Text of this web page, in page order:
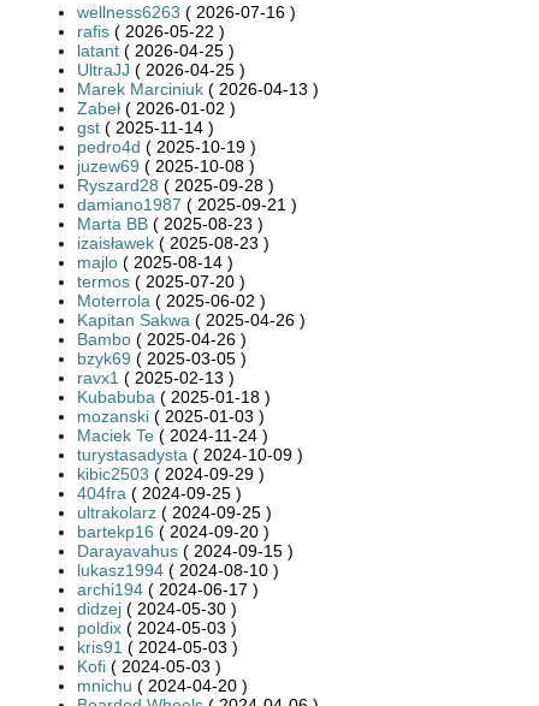
wellness6263 ( 2026-07-16 )
rafis ( 2026-05-22 )
latant ( 2026-04-25 )
UltraJJ ( 2026-04-25 )
Marek Marciniuk ( 2026-04-13 )
Zabeł ( 2026-01-02 )
gst ( 2025-11-14 )
pedro4d ( 2025-10-19 )
juzew69 ( 2025-10-08 )
Ryszard28 ( 2025-09-28 )
damiano1987 ( 2025-09-21 )
Marta BB ( 2025-08-23 )
izaisławek ( 2025-08-23 )
majlo ( 2025-08-14 )
termos ( 2025-07-20 )
Moterrola ( 2025-06-02 )
Kapitan Sakwa ( 2025-04-26 )
Bambo ( 2025-04-26 )
bzyk69 ( 2025-03-05 )
ravx1 ( 2025-02-13 )
Kubabuba ( 2025-01-18 )
mozanski ( 2025-01-03 )
Maciek Te ( 2024-11-24 )
turystasadysta ( 2024-10-09 )
kibic2503 ( 2024-09-29 )
404fra ( 2024-09-25 )
ultrakolarz ( 2024-09-25 )
bartekp16 ( 2024-09-20 )
Darayavahus ( 2024-09-15 )
lukasz1994 ( 2024-08-10 )
archi194 ( 2024-06-17 )
didzej ( 2024-05-30 )
poldix ( 2024-05-03 )
kris91 ( 2024-05-03 )
Kofi ( 2024-05-03 )
mnichu ( 2024-04-20 )